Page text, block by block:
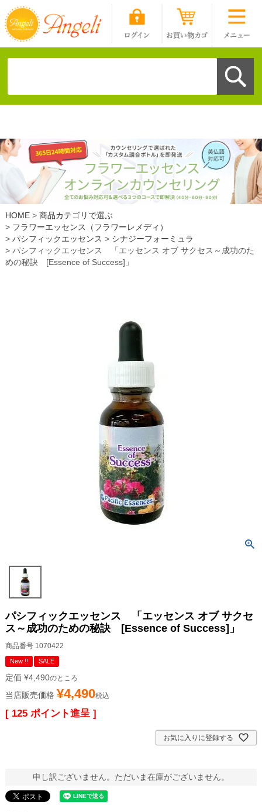
HOME
商品カテゴリで選ぶ
フラワーエッセンス（フラワーレメディ）
パシフィックエッセンス
シナジーフォーミュラ
パシフィックエッセンス 「エッセンス オブ サクセス～成功のた
めの秘訣 [Essence of Success]」
パシフィックエッセンス 「エッセンス オブ サクセ
ス～成功のための秘訣 [Essence of Success]」
商品番号 1070422
New !! SALE
定価 ¥4,490のところ
当店販売価格 ¥4,490税込
[ 125 ポイント進呈 ]
お気に入りに登録する
申し訳ございません。ただいま在庫がございません。